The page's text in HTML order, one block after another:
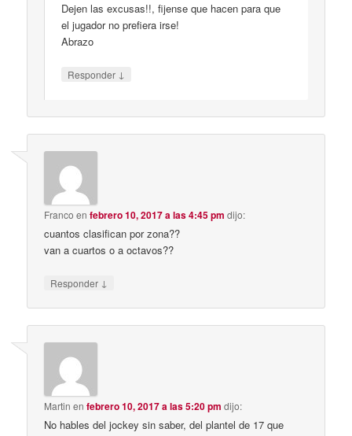
Dejen las excusas!!, fijense que hacen para que
el jugador no prefiera irse!
Abrazo
Responder ↓
Franco enfebrero 10, 2017 a las 4:45 pm dijo:
cuantos clasifican por zona??
van a cuartos o a octavos??
Responder ↓
Martin enfebrero 10, 2017 a las 5:20 pm dijo:
No hables del jockey sin saber, del plantel de 17 que